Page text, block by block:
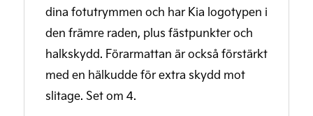
dina fotutrymmen och har Kia logotypen i
den främre raden, plus fästpunkter och
halkskydd. Förarmattan är också förstärkt
med en hälkudde för extra skydd mot
slitage. Set om 4.